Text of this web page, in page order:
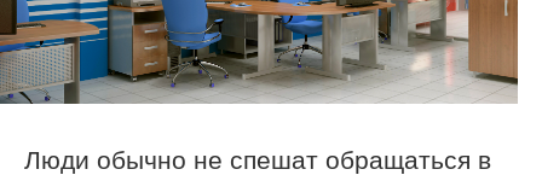
Люди обычно не спешат обращаться в